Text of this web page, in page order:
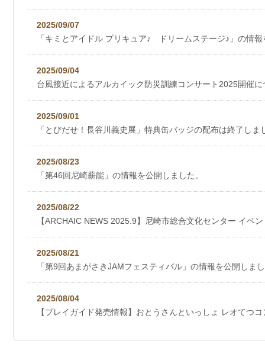
2025/09/07
「キミとアイドル プリキュア♪ ドリームステージ♪」の情
2025/09/04
台風接近によるアルカイック防災訓練コンサート2025開催に
2025/09/01
「とびだせ！長谷川義史展」特典缶バッジの配布は終了しま
2025/08/23
「第46回尼崎薪能」の情報を公開しました。
2025/08/22
【ARCHAIC NEWS 2025.9】尼崎市総合文化センター イベ
2025/08/21
「第9回あまがさきJAMフェスティバル」の情報を公開しま
2025/08/04
【プレイガイド発売情報】おとうさんといっしょ レオてつ